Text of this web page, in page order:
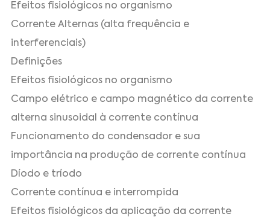
Efeitos fisiológicos no organismo
Corrente Alternas (alta frequência e
interferenciais)
Definições
Efeitos fisiológicos no organismo
Campo elétrico e campo magnético da corrente
alterna sinusoidal à corrente contínua
Funcionamento do condensador e sua
importância na produção de corrente contínua
Díodo e tríodo
Corrente contínua e interrompida
Efeitos fisiológicos da aplicação da corrente